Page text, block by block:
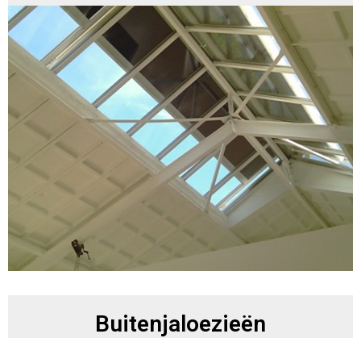
Buitenjaloezieën